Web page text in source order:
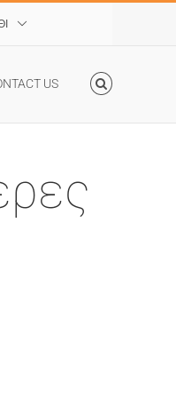
US